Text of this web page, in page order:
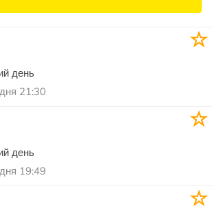
день
21:30
день
19:49